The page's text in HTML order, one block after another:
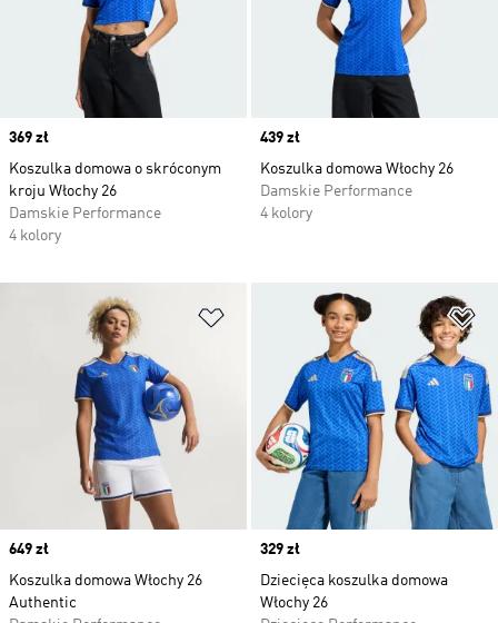
Price
369 zł
Koszulka domowa o skróconym
kroju Włochy 26
Damskie Performance
4 kolory
Price
439 zł
Koszulka domowa Włochy 26
Damskie Performance
4 kolory
Dodaj do listy życzeń
Price
649 zł
Koszulka domowa Włochy 26
Authentic
Price
329 zł
Dziecięca koszulka domowa
Włochy 26